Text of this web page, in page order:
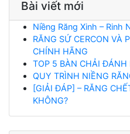
Bài viết mới
Niềng Răng Xinh – Rinh
RĂNG SỨ CERCON VÀ
CHÍNH HÃNG
TOP 5 BÀN CHẢI ĐÁNH
QUY TRÌNH NIỀNG
[GIẢI ĐÁP] – RĂNG
KHÔNG?